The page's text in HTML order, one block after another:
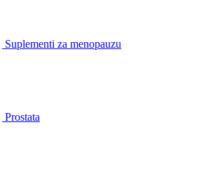
Suplementi za menopauzu
Prostata